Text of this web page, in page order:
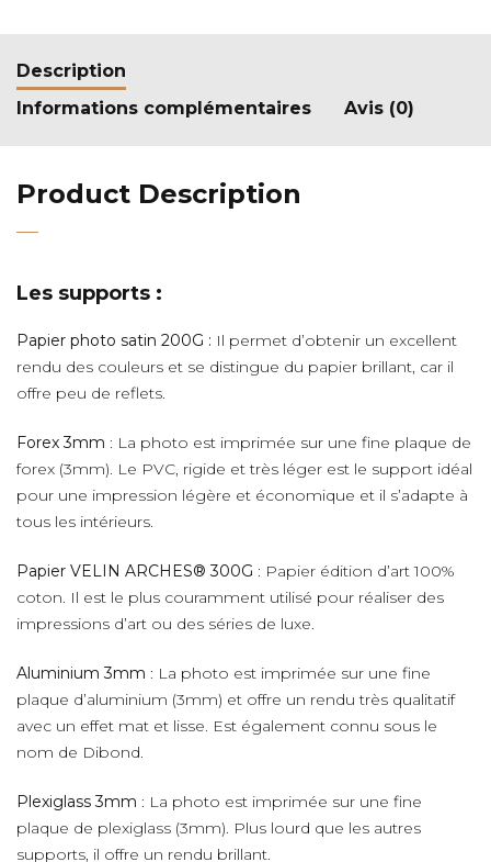
Description
Informations complémentaires
Avis (0)
Product Description
Les supports :
Papier photo satin 200G : Il permet d’obtenir un excellent
rendu des couleurs et se distingue du papier brillant, car il
offre peu de reflets.
Forex 3mm : La photo est imprimée sur une fine plaque de
forex (3mm). Le PVC, rigide et très léger est le support idéal
pour une impression légère et économique et il s’adapte à
tous les intérieurs.
Papier VELIN ARCHES® 300G : Papier édition d’art 100%
coton. Il est le plus couramment utilisé pour réaliser des
impressions d’art ou des séries de luxe.
Aluminium 3mm : La photo est imprimée sur une fine
plaque d’aluminium (3mm) et offre un rendu très qualitatif
avec un effet mat et lisse. Est également connu sous le
nom de Dibond.
Plexiglass 3mm : La photo est imprimée sur une fine
plaque de plexiglass (3mm). Plus lourd que les autres
supports, il offre un rendu brillant.